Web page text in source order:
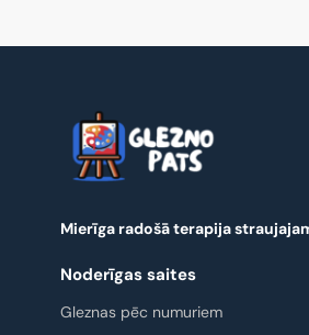
Mierīga radošā terapija
Noderīgas saites
Gleznas pēc numuriem